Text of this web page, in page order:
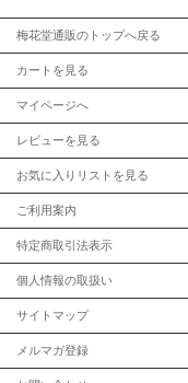
梅花堂通販のトップへ戻る
カートを見る
マイページへ
レビューを見る
お気に入りリストを見る
ご利用案内
特定商取引法表示
個人情報の取扱い
サイトマップ
メルマガ登録